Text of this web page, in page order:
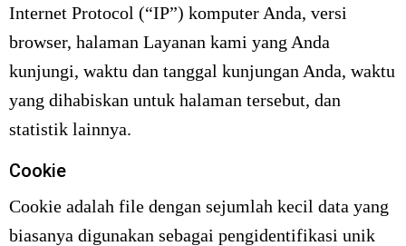
Internet Protocol (“IP”) komputer Anda, versi
browser, halaman Layanan kami yang Anda
kunjungi, waktu dan tanggal kunjungan Anda, waktu
yang dihabiskan untuk halaman tersebut, dan
statistik lainnya.
Cookie
Cookie adalah file dengan sejumlah kecil data yang
biasanya digunakan sebagai pengidentifikasi unik